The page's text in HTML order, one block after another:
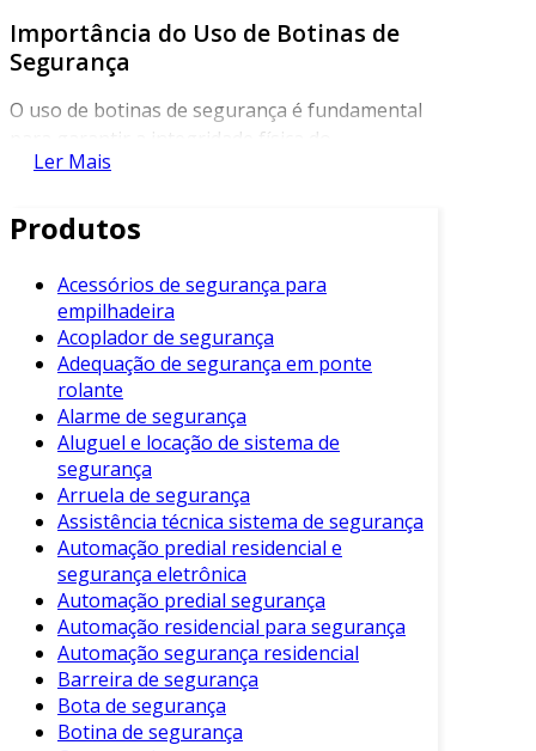
Importância do Uso de Botinas de
Segurança
O uso de botinas de segurança é fundamental
para garantir a integridade física do
trabalhador. Além de proteção, elas oferecem
tipo de calçado é projetado para resistir a
A segurança deve ser uma prioridade em
qualquer setor industrial. Consequentemente, a
botina desempenha um papel crucial na
redução de acidentes de trabalho. Esses
calçados protegem contra quedas de objetos
pesados, perfurações e impactos.
Características das Botinas de
Segurança
As botinas de segurança possuem diversas
características que as tornam adequadas para
uso profissional. Entre as principais, destacam-
Material e Construção
com materiais resistentes, como couro,
Ler Mais
Produtos
Acessórios de segurança para
empilhadeira
Acoplador de segurança
Adequação de segurança em ponte
rolante
Alarme de segurança
Aluguel e locação de sistema de
segurança
Arruela de segurança
Assistência técnica sistema de segurança
Automação predial residencial e
segurança eletrônica
Automação predial segurança
Automação residencial para segurança
Automação segurança residencial
Barreira de segurança
Bota de segurança
Botina de segurança